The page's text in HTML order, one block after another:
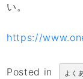
い。
https://
Posted in よく